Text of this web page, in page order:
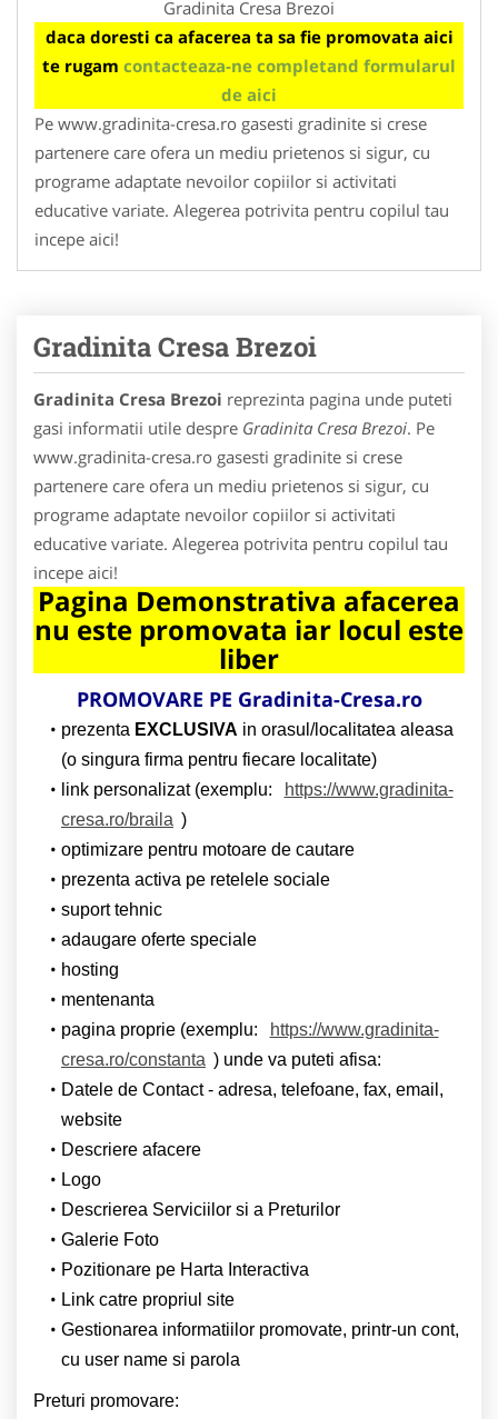
Gradinita Cresa Brezoi
daca doresti ca afacerea ta sa fie promovata aici
te rugam contacteaza-ne completand formularul
de aici
Pe www.gradinita-cresa.ro gasesti gradinite si crese
partenere care ofera un mediu prietenos si sigur, cu
programe adaptate nevoilor copiilor si activitati
educative variate. Alegerea potrivita pentru copilul tau
incepe aici!
Gradinita Cresa Brezoi
Gradinita Cresa Brezoi reprezinta pagina unde puteti
gasi informatii utile despre Gradinita Cresa Brezoi. Pe
www.gradinita-cresa.ro gasesti gradinite si crese
partenere care ofera un mediu prietenos si sigur, cu
programe adaptate nevoilor copiilor si activitati
educative variate. Alegerea potrivita pentru copilul tau
incepe aici!
Pagina Demonstrativa afacerea
nu este promovata iar locul este
liber
PROMOVARE PE Gradinita-Cresa.ro
prezenta EXCLUSIVA in orasul/localitatea aleasa
(o singura firma pentru fiecare localitate)
link personalizat (exemplu:
https://www.gradinita-
cresa.ro/braila )
optimizare pentru motoare de cautare
prezenta activa pe retelele sociale
suport tehnic
adaugare oferte speciale
hosting
mentenanta
pagina proprie (exemplu:
https://www.gradinita-
cresa.ro/constanta ) unde va puteti afisa:
Datele de Contact - adresa, telefoane, fax, email,
website
Descriere afacere
Logo
Descrierea Serviciilor si a Preturilor
Galerie Foto
Pozitionare pe Harta Interactiva
Link catre propriul site
Gestionarea informatiilor promovate, printr-un cont,
cu user name si parola
Preturi promovare: